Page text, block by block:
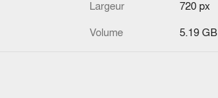
Largeur
720 px
Volume
5.19 GB